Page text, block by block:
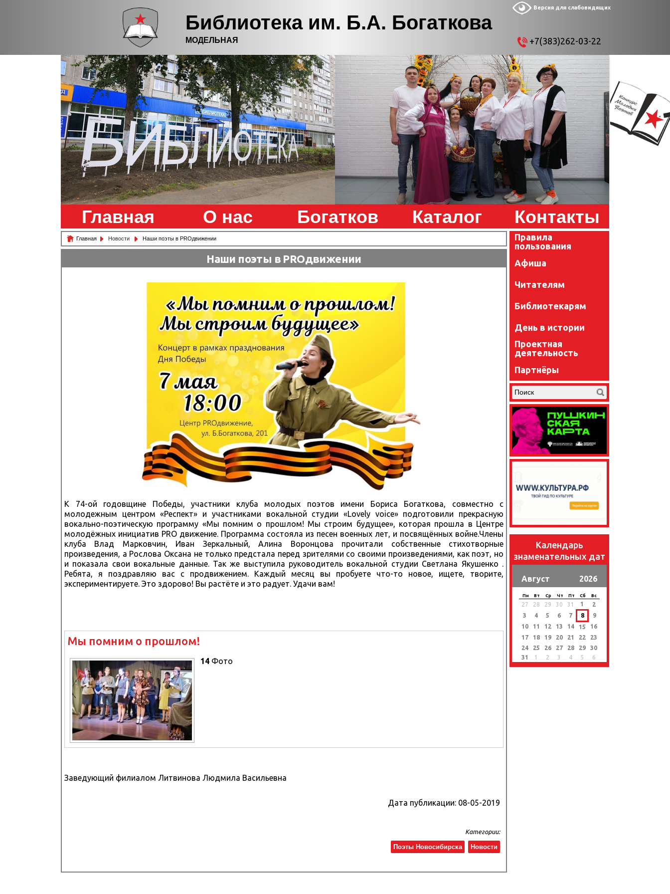
Библиотека им. Б.А. Богаткова
МОДЕЛЬНАЯ
Версия для слабовидящих
+7(383)262-03-22
Главная О нас Богатков Каталог Контакты
Главная Новости Наши поэты в PROдвижении
Наши поэты в PROдвижении
К 74-ой годовщине Победы, участники клуба молодых поэтов имени Бориса Богаткова, совместно с
молодежным центром «Респект» и участниками вокальной студии «Lovely voice» подготовили прекрасную
вокально-поэтическую программу «Мы помним о прошлом! Мы строим будущее», которая прошла в Центре
молодёжных инициатив PRO движение. Программа состояла из песен военных лет, и посвящённых войне.Члены
клуба Влад Марковчин, Иван Зеркальный, Алина Воронцова прочитали собственные стихотворные
произведения, а Рослова Оксана не только предстала перед зрителями со своими произведениями, как поэт, но
и показала свои вокальные данные. Так же выступила руководитель вокальной студии Светлана Якушенко .
Ребята, я поздравляю вас с продвижением. Каждый месяц вы пробуете что-то новое, ищете, творите,
экспериментируете. Это здорово! Вы растёте и это радует. Удачи вам!
Мы помним о прошлом!
14 Фото
Заведующий филиалом Литвинова Людмила Васильевна
Дата публикации: 08-05-2019
Категории:
Новости
Поэты Новосибирска
Правила
пользования
Афиша
Читателям
Библиотекарям
День в истории
Проектная
деятельность
Партнёры
Календарь
знаменательных дат
Август 2026
Пн Вт Ср Чт Пт Сб Вс
27 28 29 30 31 1
2
3
4 5 6 7 8
9
10
11 12 13 14 15
16
17
18 19 20 21 22
23
24
25 26 27 28 29
30
31
1 2 3 4 5 6